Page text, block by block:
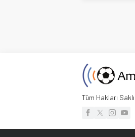
Tüm Hakları